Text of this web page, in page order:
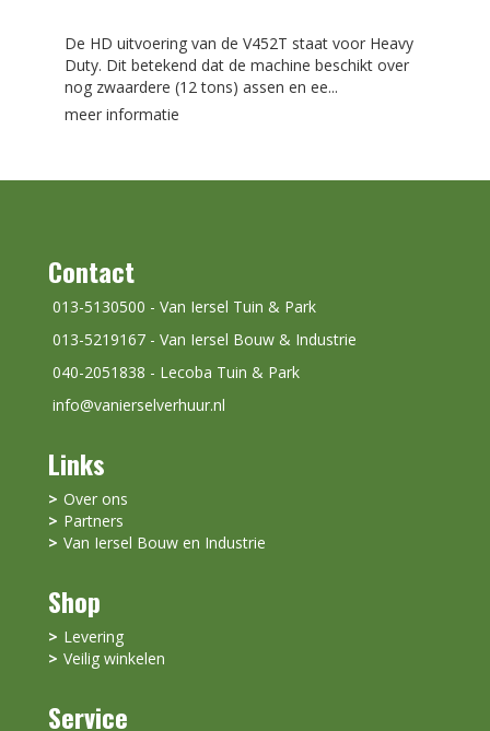
De HD uitvoering van de V452T staat voor Heavy
Duty. Dit betekend dat de machine beschikt over
nog zwaardere (12 tons) assen en ee...
meer informatie
Links
Over ons
Partners
Van Iersel Bouw en Industrie
Shop
Levering
Veilig winkelen
Service
Contact
013-5130500 - Van Iersel Tuin & Park
013-5219167 - Van Iersel Bouw & Industrie
040-2051838 - Lecoba Tuin & Park
info@vanierselverhuur.nl